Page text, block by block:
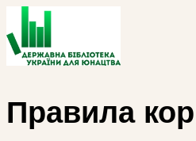
Правила